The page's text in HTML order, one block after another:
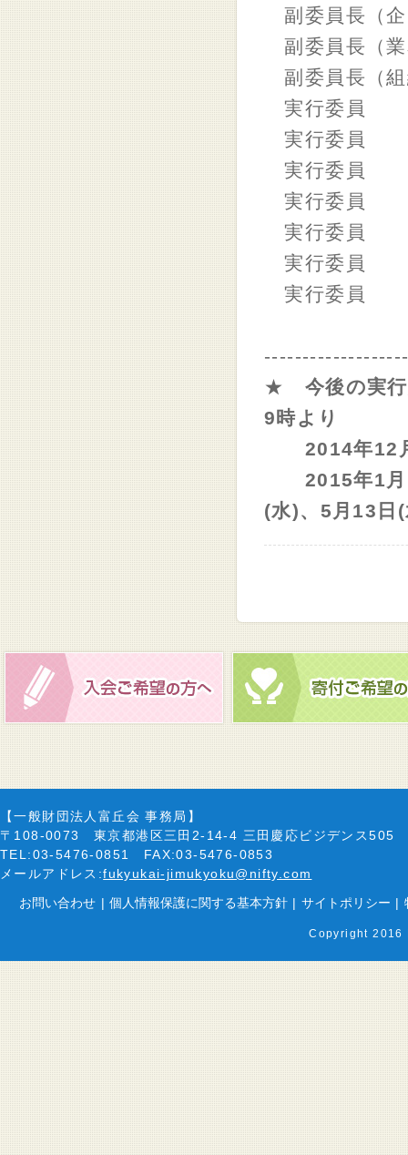
副委員長（
副委員長
副委員長
実行委
実行委
実行委
実行委
実行委
実行委
実行委
★ 今後の実
9時より
2014年12
2015年1月
(水)、5月13日
【一般財団法人富丘会 事務局】
〒108-0073 東京都港区三田2-14-4 三田慶応ビジデンス505
TEL:03-5476-0851 FAX:03-5476-0853
メールアドレス:fukyukai-jimukyoku@nifty.com
お問い合わせ | 個人情報保護に関する基本方針 | サイトポリシー |
Copyright 2016